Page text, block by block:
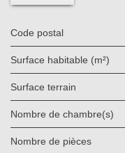
Code postal
Surface habitable (m²)
surface terrain
Nombre de chambre(s)
Nombre de pièces